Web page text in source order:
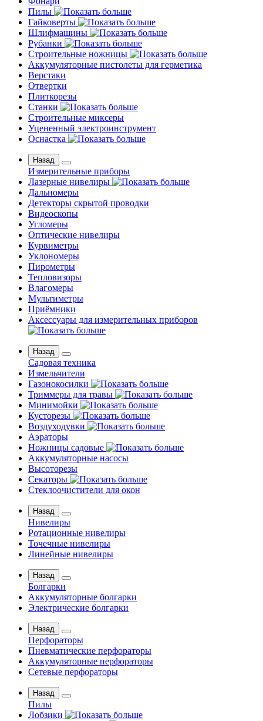
Пилы
Гайковерты
Шлифмашины
Рубанки
Строительные ножницы
Аккумуляторные пистолеты для герметика
Верстаки
Отвертки
Плиткорезы
Станки
Строительные миксеры
Уцененный электроинструмент
Оснастка
Назад
Измерительные приборы
Лазерные нивелиры
Дальномеры
Детекторы скрытой проводки
Видеоскопы
Угломеры
Оптические нивелиры
Курвиметры
Уклономеры
Пирометры
Тепловизоры
Влагомеры
Мультиметры
Приёмники
Аксессуары для измерительных приборов
Назад
Садовая техника
Измельчители
Газонокосилки
Триммеры для травы
Минимойки
Кусторезы
Воздуходувки
Аэраторы
Ножницы садовые
Аккумуляторные насосы
Высоторезы
Секаторы
Стеклоочистители для окон
Назад
Нивелиры
Ротационные нивелиры
Точечные нивелиры
Линейные нивелиры
Назад
Болгарки
Аккумуляторные болгарки
Электрические болгарки
Назад
Перфораторы
Пневматические перфораторы
Аккумуляторные перфораторы
Сетевые перфораторы
Назад
Пилы
Лобзики